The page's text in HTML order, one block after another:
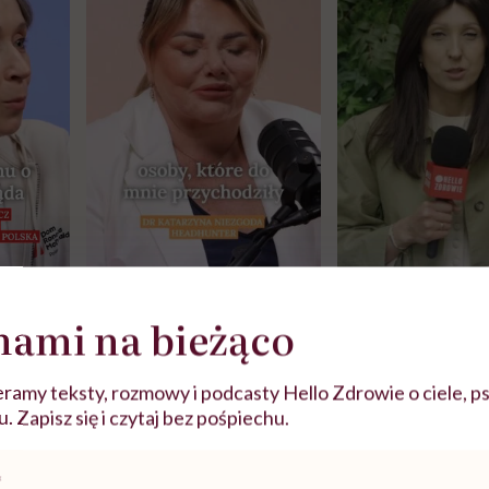
należy?". Headhunter o
zmianie pokoleniowej u
Instrukcja". Tym
na bieżąco
teksty, rozmowy i podcasty Hello Zdrowie o ciele,
Zapisz się i czytaj bez pośpiechu.